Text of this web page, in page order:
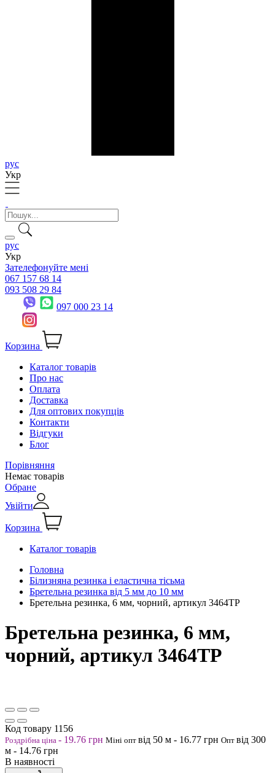
рус
Укр
рус
Укр
Зателефонуйте мені
067 157 68 14
093 508 29 84
097 000 23 14
Корзина
Каталог товарів
Про нас
Оплата
Доставка
Для оптових покупців
Контакти
Відгуки
Блог
Порівняння
Немає товарів
Обране
Увійти
Корзина
Каталог товарів
Головна
Білизняна резинка і еластична тісьма
Бретельна резинка від 5 мм до 10 мм
Бретельна резинка, 6 мм, чорний, артикул 3464ТР
Бретельна резинка, 6 мм,
чорний, артикул 3464ТР
Код товару 1156
Роздрібна ціна - 19.76 грн Міні опт від 50 м - 16.77 грн Опт від 300
м - 14.76 грн
В наявності